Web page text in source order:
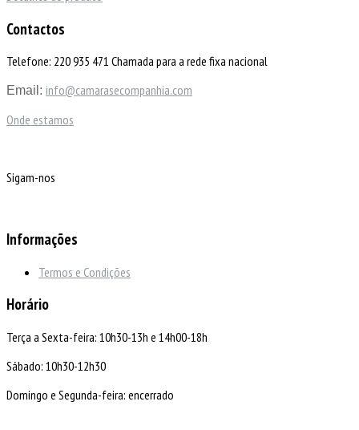
Contactos
Telefone: 220 935 471 Chamada para a rede fixa nacional
Email: info@camarasecompanhia.com
Onde estamos
Sigam-nos
Informações
Termos e Condições
Horário
Terça a Sexta-feira: 10h30-13h e 14h00-18h
Sábado: 10h30-12h30
Domingo e Segunda-feira: encerrado